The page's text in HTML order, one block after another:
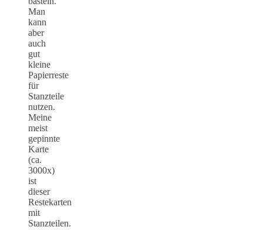
Man
kann
aber
auch
gut
kleine
Papierreste
für
Stanzteile
nutzen.
Meine
meist
gepinnte
Karte
(ca.
3000x)
ist
dieser
Restekarten
mit
Stanzteilen.